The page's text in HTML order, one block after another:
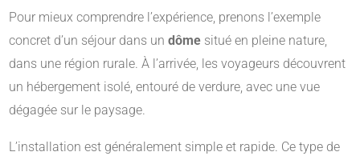
Pour mieux comprendre l’expérience, prenons l’exemple
concret d’un séjour dans un dôme situé en pleine nature,
dans une région rurale. À l’arrivée, les voyageurs découvrent
un hébergement isolé, entouré de verdure, avec une vue
dégagée sur le paysage.
L’installation est généralement simple et rapide. Ce type de